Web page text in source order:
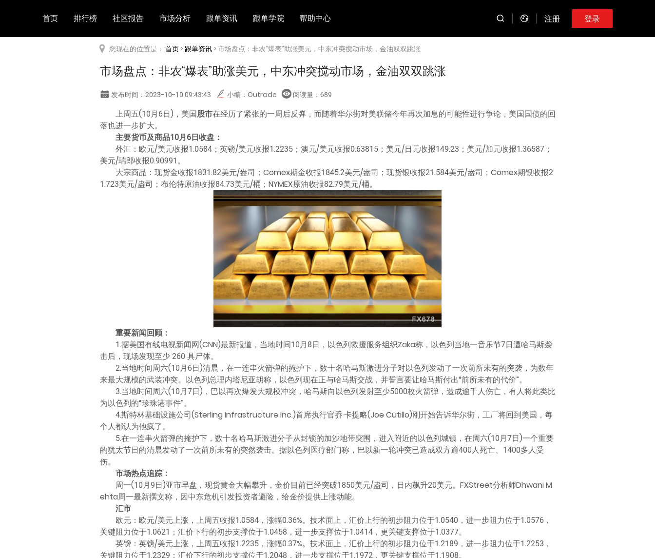
首页 排行榜 社区报告 市场分析 跟单资讯 跟单学院 帮助中心 注册 登录
您现在的位置是： 首页>跟单资讯> 市场盘点：非农“爆表”助涨美元，中东冲突搅动市场，金油双双跳涨
市场盘点：非农“爆表”助涨美元，中东冲突搅动市场，金油双双跳涨
发布时间：2023-10-10 09:43:43 小编：Outrade 阅读量： 689
上周五(10月6日)，美国股市在经历了紧张的一周后反弹，而随着华尔街对美联储今年再次加息的可能性进行争论，美国国债的回
落也进一步扩大。
主要货币及商品10月6日收盘：
外汇：欧元/美元收报1.0584；英镑/美元收报1.2235；澳元/美元收报0.63815；美元/日元收报149.23；美元/加元收报1.36587；
美元/瑞郎收报0.90991。
大宗商品：现货金收报1831.82美元/盎司；Comex期金收报1845.2美元/盎司；现货银收报21.584美元/盎司；Comex期银收报2
1.723美元/盎司；布伦特原油收报84.73美元/桶；NYMEX原油收报82.79美元/桶。
重要新闻回顾：
1.据美国有线电视新闻网(CNN)最新报道，当地时间10月8日，以色列救援服务组织Zaka称，以色列当地一音乐节7日遭哈马斯袭
击后，现场发现至少 260 具尸体。
2.当地时间周六(10月6日)清晨，在一连串火箭弹的掩护下，数十名哈马斯激进分子对以色列发动了一次前所未有的突袭，为数年
来最大规模的武装冲突。以色列总理内塔尼亚胡称，以色列现在正与哈马斯交战，并誓言要让哈马斯付出“前所未有的代价”。
3.当地时间周六(10月7日)，巴以再次爆发大规模冲突，哈马斯向以色列发射至少5000枚火箭弹，造成逾千人伤亡，有人将此类比
为以色列的“珍珠港事件”。
4.斯特林基础设施公司(Sterling Infrastructure Inc.)首席执行官乔·卡提略(Joe Cutillo)刚开始告诉华尔街，工厂将回到美国，每
个人都认为他疯了。
5.在一连串火箭弹的掩护下，数十名哈马斯激进分子从封锁的加沙地带突围，进入附近的以色列城镇，在周六(10月7日)一个重要
的犹太节日的清晨发动了一次前所未有的突然袭击。据以色列医疗部门称，巴以新一轮冲突已造成双方逾400人死亡、1400多人受
伤。
市场热点追踪：
周一(10月9日)亚市早盘，现货黄金大幅攀升，金价目前已经突破1850美元/盎司，日内飙升20美元。FXStreet分析师Dhwani M
ehta周一最新撰文称，因中东危机引发投资者避险，给金价提供上涨动能。
汇市
欧元：欧元/美元上涨，上周五收报1.0584，涨幅0.36%。技术面上，汇价上行的初步阻力位于1.0540，进一步阻力位于1.0576，
关键阻力位于1.0621；汇价下行的初步支撑位于1.0458，进一步支撑位于1.0414，更关键支撑位于1.0377。
英镑：英镑/美元上涨，上周五收报1.2235，涨幅0.37%。技术面上，汇价上行的初步阻力位于1.2189，进一步阻力位于1.2253，
关键阻力位于1.2329；汇价下行的初步支撑位于1.2048，进一步支撑位于1.1972，更关键支撑位于1.1908。